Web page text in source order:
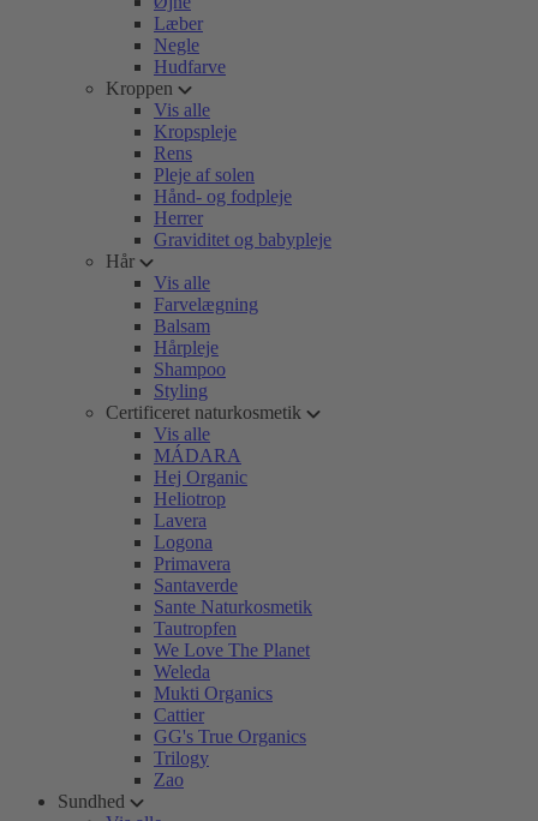
Læber
Negle
Hudfarve
Kroppen
Vis alle
Kropspleje
Rens
Pleje af solen
Hånd- og fodpleje
Herrer
Graviditet og babypleje
Hår
Vis alle
Farvelægning
Balsam
Hårpleje
Shampoo
Styling
Certificeret naturkosmetik
Vis alle
MÁDARA
Hej Organic
Heliotrop
Lavera
Logona
Primavera
Santaverde
Sante Naturkosmetik
Tautropfen
We Love The Planet
Weleda
Mukti Organics
Cattier
GG's True Organics
Trilogy
Zao
Sundhed